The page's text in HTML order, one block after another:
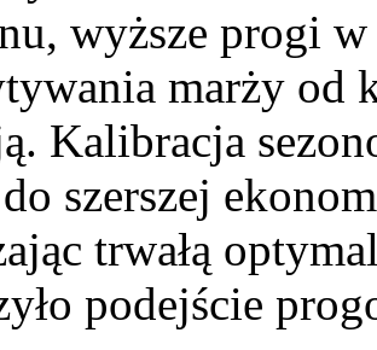
wyższe progi
marży od
Kalibracja
szerszej
trwałą
podejście